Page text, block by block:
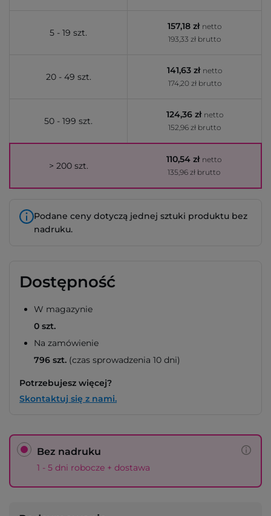
5 - 19 szt.
157,18 zł netto
193,33 zł brutto
20 - 49 szt.
141,63 zł netto
174,20 zł brutto
50 - 199 szt.
124,36 zł netto
152,96 zł brutto
> 200 szt.
110,54 zł netto
135,96 zł brutto
Podane ceny dotyczą jednej sztuki produktu bez
nadruku.
Dostępność
W magazynie
0 szt.
Na zamówienie
796 szt. (czas sprowadzenia 10 dni)
Potrzebujesz więcej?
Skontaktuj się z nami.
Bez nadruku
1 - 5 dni robocze + dostawa